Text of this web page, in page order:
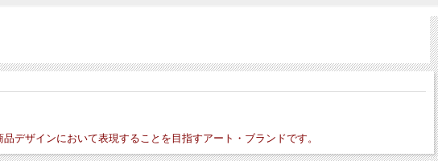
デザインにおいて表現することを目指すアート・ブランドです。